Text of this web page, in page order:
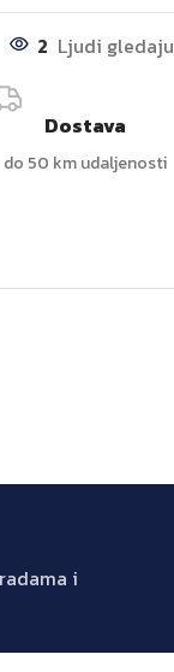
2 Ljudi
Dostava
do 50 km udaljenosti
i